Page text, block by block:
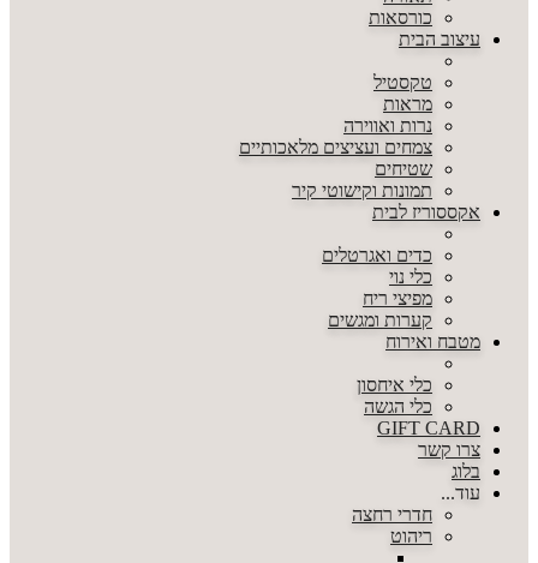
כורסאות
עיצוב הבית
טקסטיל
מראות
נרות ואווירה
צמחים ועציצים מלאכותיים
שטיחים
תמונות וקישוטי קיר
אקססוריז לבית
כדים ואגרטלים
כלי נוי
מפיצי ריח
קערות ומגשים
מטבח ואירוח
כלי איחסון
כלי הגשה
GIFT CARD
צרו קשר
בלוג
עוד...
חדרי רחצה
ריהוט